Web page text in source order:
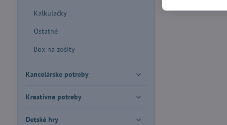
Kalkulačky
Ostatné
Box na zošity
Kancelárske potreby
Kreatívne potreby
Detské hry